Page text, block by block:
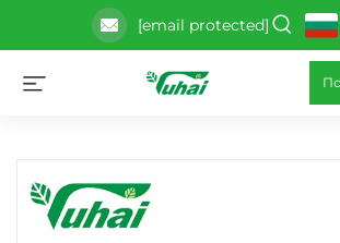
[email protected]